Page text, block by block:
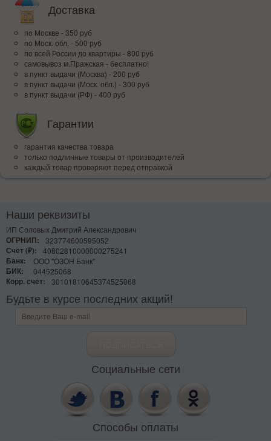
Доставка
по Москве - 350 руб
по Моск. обл. - 500 руб
по всей Росcии до квартиры - 800 руб
самовывоз м.Пражская - бесплатно!
в пункт выдачи (Москва) - 200 руб
в пункт выдачи (Моск. обл.) - 300 руб
в пункт выдачи (РФ) - 400 руб
Гарантии
гарантия качества товара
только подлинные товары от производителей
каждый товар проверяют перед отправкой
Наши реквизиты
ИП Соловых Дмитрий Александрович
ОГРНИП:
323774600595052
Счёт (₽):
40802810000000275241
Банк:
ООО "ОЗОН Банк"
БИК:
044525068
Корр. счёт:
30101810645374525068
Будьте в курсе последних акций!
Социальные сети
Способы оплаты